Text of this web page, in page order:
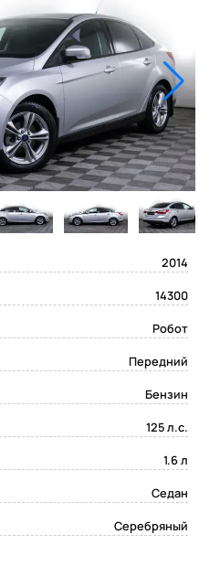
2014
14300
Робот
Передний
Бензин
125 л.с.
1.6 л
Седан
Серебряный